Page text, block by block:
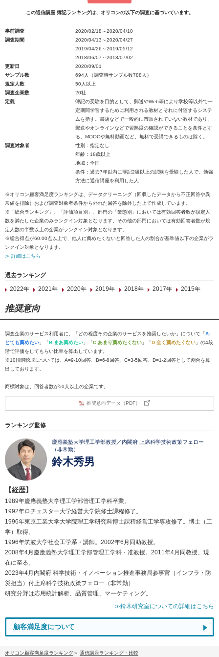
この通信講座 簿記ランキングは、オリコンの以下の調査に基づいています。
事前調査
2020/02/18～2020/04/10
調査期間
2020/04/13～2020/04/27
2019/04/26～2019/05/12
2018/06/07～2018/07/02
更新日
2020/09/01
サンプル数
694人（調査時サンプル数788人）
規定人数
50人以上
調査企業数
20社
定義
簿記の受験を目的として、郵送やWeb等により学校等以外で一
定期間学習するために利用される教材とそれに付随するシステ
ムを指す。書店などで一般的に市販されていない教材であり、
郵送やオンラインなどで習熟度の確認ができることを条件とす
る。MOOCや無料動画など、無料で受講できるものは除く。
調査対象者
性別：指定なし
年齢：18歳以上
地域：全国
条件：過去7年以内に簿記2級以上の試験を受験した人で、勉強
方法に通信講座を利用した人
※オリコン顧客満足度ランキングは、データクリーニング（回収したデータから不正回答や異
常値を排除）および調査対象者条件から外れた回答を除外した上で作成しています。
※「総合ランキング」、「評価項目別」、部門の「業態別」においては有効回答者数が規定人
数を満たした企業のみランクイン対象となります。その他の部門においては有効回答者数が規
定人数の半数以上の企業がランクイン対象となります。
※総合得点が60.00点以上で、他人に薦めたくないと回答した人の割合が基準値以下の企業がラ
ンクイン対象となります。
≫ 詳細はこちら
過去ランキング
2022年
2021年 2020年 2019年 2018年 2017年 2015年
推奨意向
調査企業のサービス利用者に、「どの程度その企業のサービスを推奨したいか」について「A:
とても薦めたい 」「B:まあ薦めたい 」「C:あまり薦めたくない 」「D:全く薦めたくない 」の4段
階で評価をしてもらい比率を算出しています。
※10段階聴取については、A=9-10回答、B=6-8回答、C=3-5回答、D=1-2回答として割合を算
出しております。
商標対象は、回答者数が50人以上の企業です。
推奨意向データ（PDF）
ランキング監修
慶應義塾大学理工学部教授／内閣府 上席科学技術政策フェロー
（非常勤）
鈴木秀男
【経歴】
1989年慶應義塾大学理工学部管理工学科卒業。
1992年ロチェスター大学経営大学院修士課程修了。
1996年東京工業大学大学院理工学研究科博士課程経営工学専攻修了。博士（工
学）取得。
1996年筑波大学社会工学系・講師。2002年6月同助教授。
2008年4月慶應義塾大学理工学部管理工学科・准教授。2011年4月同教授、現
在に至る。
2023年4月内閣府 科学技術・イノベーション推進事務局参事官（インフラ・防
災担当）付上席科学技術政策フェロー（非常勤）
研究分野は応用統計解析、品質管理、マーケティング。
≫鈴木研究室についての詳細はこちら
顧客満足度について
オリコン顧客満足度ランキング 通信講座ランキング・比較